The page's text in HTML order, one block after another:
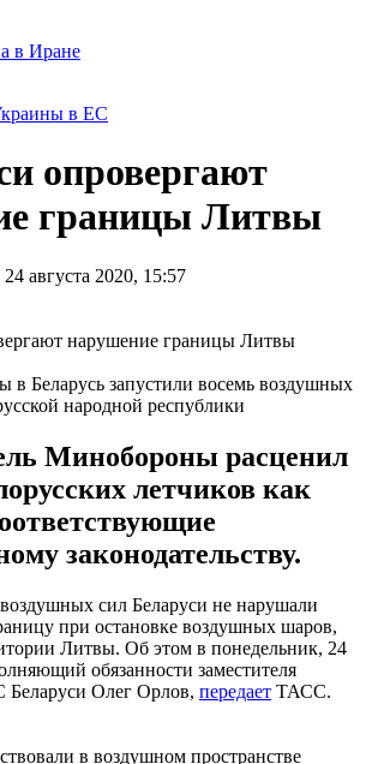
в Иране
в ЕС
опровергают
границы Литвы
августа 2020, 15:57
в Беларусь запустили восемь воздушных
народной республики
Минобороны расценил
летчиков как
законодательству.
сил Беларуси не нарушали
при остановке воздушных шаров,
Литвы. Об этом в понедельник, 24
обязанности заместителя
Олег Орлов, передает ТАСС.
в воздушном пространстве